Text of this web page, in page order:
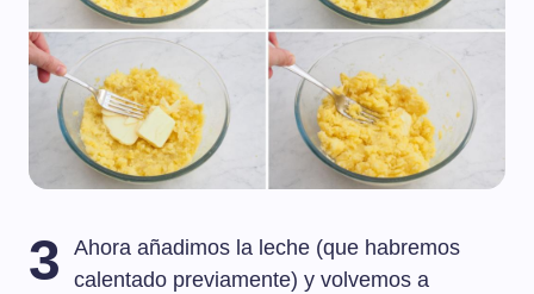
3
Ahora añadimos la leche (que habremos
calentado previamente) y volvemos a